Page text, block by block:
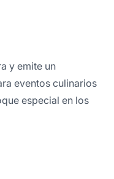
y emite un
eventos culinarios
especial en los